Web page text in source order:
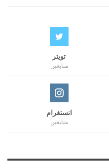
تويتر
متابعين
انستغرام
متابعين